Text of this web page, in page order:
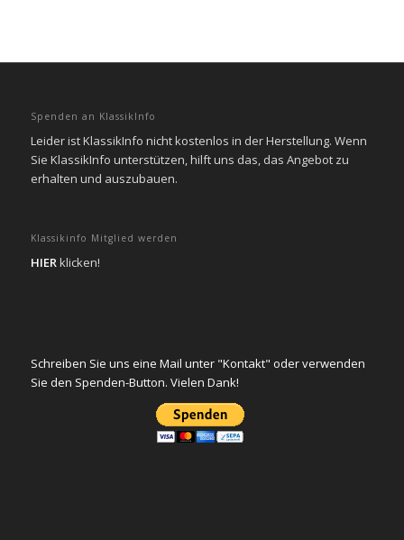
Spenden an KlassikInfo
Leider ist KlassikInfo nicht kostenlos in der Herstellung. Wenn
Sie KlassikInfo unterstützen, hilft uns das, das Angebot zu
erhalten und auszubauen.
Klassikinfo Mitglied werden
HIERklicken!
Schreiben Sie uns eine Mail unter "Kontakt" oder verwenden
Sie den Spenden-Button. Vielen Dank!